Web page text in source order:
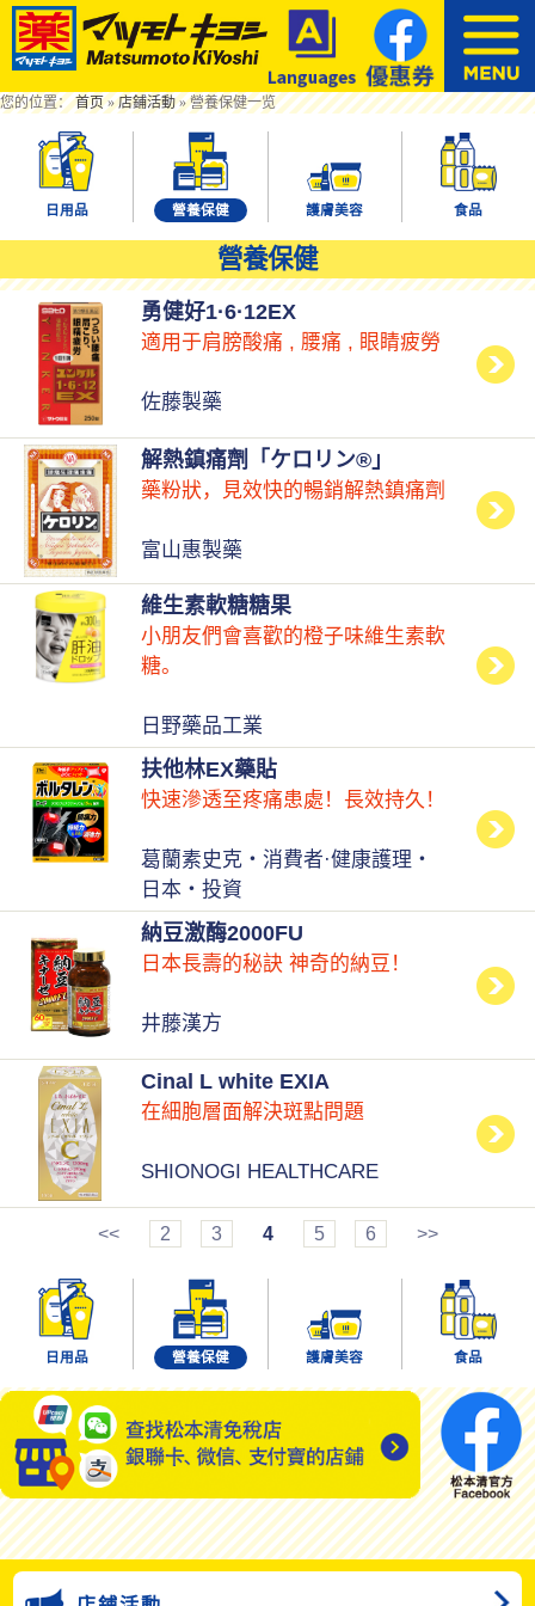
您的位置：首页»店鋪活動»營養保健一览
日用品 營養保健 護膚美容 食品
營養保健
勇健好1·6·12EX
適用于肩膀酸痛 , 腰痛 , 眼睛疲勞
佐藤製藥
解熱鎮痛劑「ケロリン®」
藥粉狀，見效快的暢銷解熱鎮痛劑
富山惠製藥
維生素軟糖糖果
小朋友們會喜歡的橙子味維生素軟
糖。
日野藥品工業
扶他林EX藥貼
快速滲透至疼痛患處！長效持久！
葛蘭素史克・消費者·健康護理・
日本・投資
納豆激酶2000FU
日本長壽的秘訣 神奇的納豆！
井藤漢方
Cinal L white EXIA
在細胞層面解決斑點問題
SHIONOGI HEALTHCARE
<< 2 3 4 5 6 >>
日用品 營養保健 護膚美容 食品